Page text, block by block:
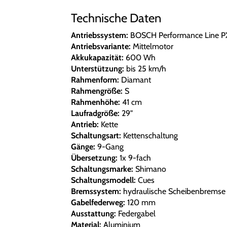
Technische Daten
Antriebssystem: BOSCH Performance Line
Antriebsvariante: Mittelmotor
Akkukapazität: 600 Wh
Unterstützung: bis 25 km/h
Rahmenform: Diamant
Rahmengröße: S
Rahmenhöhe: 41 cm
Laufradgröße: 29"
Antrieb: Kette
Schaltungsart: Kettenschaltung
Gänge: 9-Gang
Übersetzung: 1x 9-fach
Schaltungsmarke: Shimano
Schaltungsmodell: Cues
Bremssystem: hydraulische Scheibenbremse
Gabelfederweg: 120 mm
Ausstattung: Federgabel
Material: Aluminium